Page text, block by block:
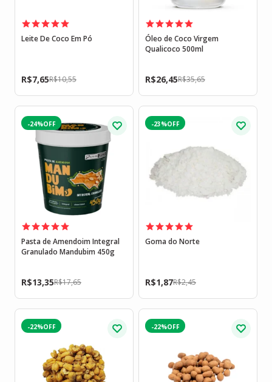
Leite De Coco Em Pó
R$10,55
R$7,65
Óleo de Coco Virgem
Qualicoco 500ml
R$35,65
R$26,45
-24%
Pasta de Amendoim Integral
Granulado Mandubim 450g
R$17,65
R$13,35
-23%
Goma do Norte
R$2,45
R$1,87
-22% -22%